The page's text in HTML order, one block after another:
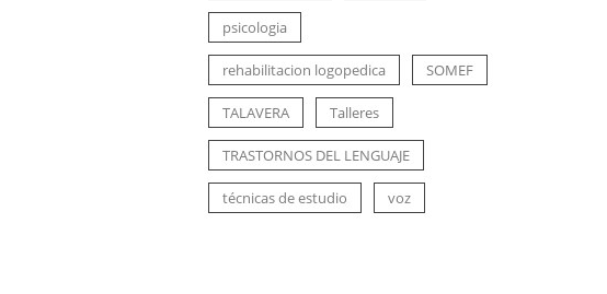
psicologia
rehabilitacion logopedica SOMEF
TALAVERA Talleres
TRASTORNOS DEL LENGUAJE
técnicas de estudio voz